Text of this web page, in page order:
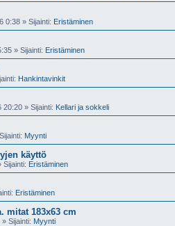
0:38 » Sijainti: Eristäminen
» Sijainti: Eristäminen
Hankintavinkit
20:20 » Sijainti: Kellari ja sokkeli
Myynti
käyttö
Sijainti: Eristäminen
Eristäminen
mitat 183x63 cm
» Sijainti: Myynti